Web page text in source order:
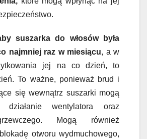
suszarka do włosów była
najmniej raz w miesiącu, a w
jej na co dzień, to
To ważne, ponieważ brud i
się wewnątrz suszarki mogą
działanie wentylatora oraz
Mogą również
otworu wydmuchowego,